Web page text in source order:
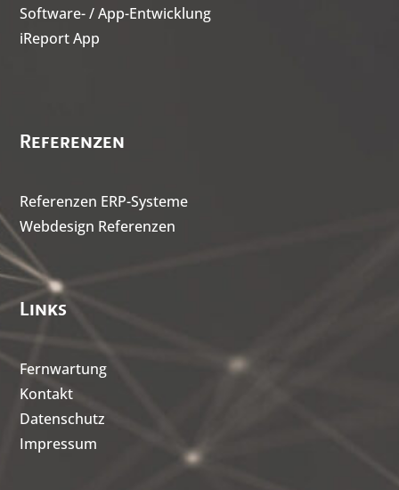
Software- / App-Entwicklung
iReport App
Referenzen
Referenzen ERP-Systeme
Webdesign Referenzen
Links
Fernwartung
Kontakt
Datenschutz
Impressum